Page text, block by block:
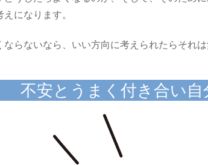
になります。
ならないなら、いい方向に考えられたらそれは
不安とうまく付き合い自